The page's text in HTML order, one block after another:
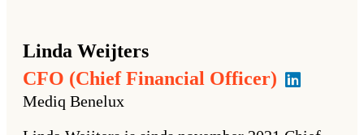
Linda Weijters
CFO (Chief Financial Officer)
Mediq Benelux